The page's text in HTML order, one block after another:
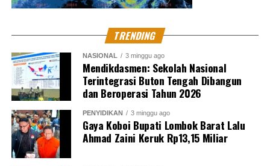
TRENDING
NASIONAL 3 minggu ago
Mendikdasmen: Sekolah Nasional
Terintegrasi Buton Tengah Dibangun
dan Beroperasi Tahun 2026
PENYIDIKAN 3 minggu ago
Gaya Koboi Bupati Lombok Barat Lalu
Ahmad Zaini Keruk Rp13,15 Miliar